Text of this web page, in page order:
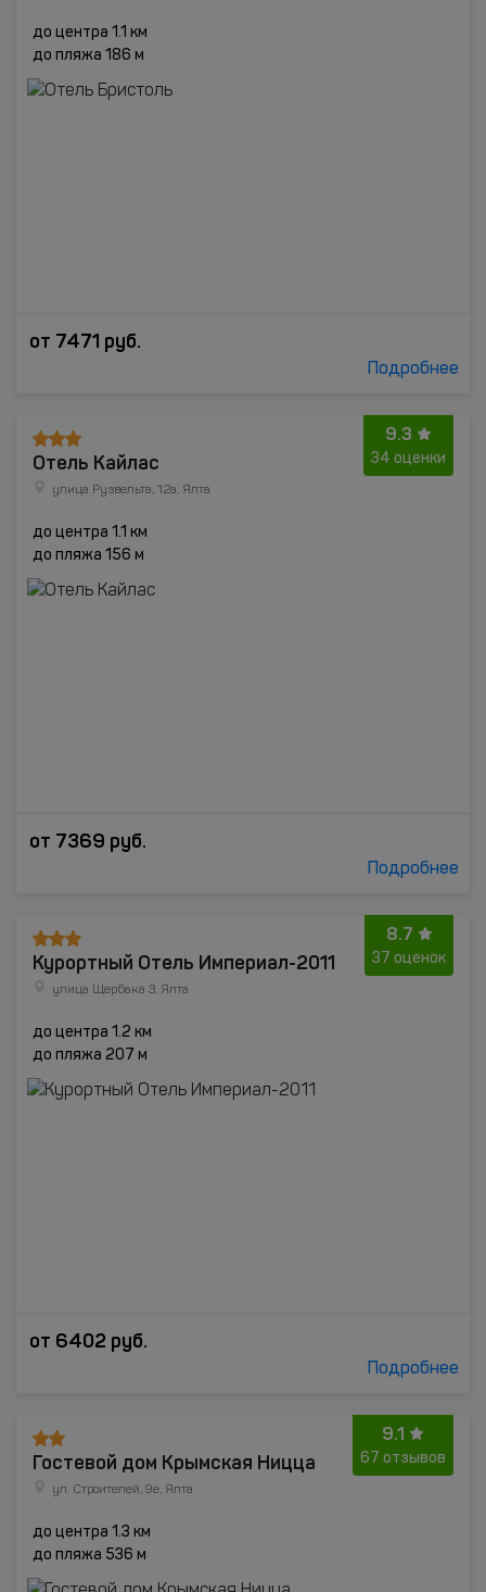
до центра 1.1 км
до пляжа 186 м
от 7471 руб.
Подробнее
9.3
34 оценки
Отель Кайлас
улица Рузвельта, 12а, Ялта
до центра 1.1 км
до пляжа 156 м
от 7369 руб.
Подробнее
8.7
37 оценок
Курортный Отель Империал-2011
улица Щербака 3, Ялта
до центра 1.2 км
до пляжа 207 м
от 6402 руб.
Подробнее
9.1
67 отзывов
Гостевой дом Крымская Ницца
ул. Строителей, 9е, Ялта
до центра 1.3 км
до пляжа 536 м